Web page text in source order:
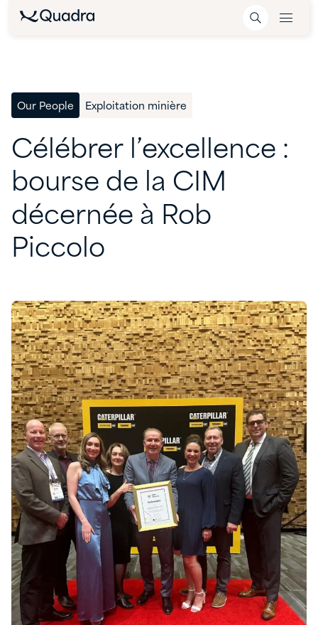
Our People Exploitation minière
Célébrer l’excellence :
bourse de la CIM
décernée à Rob
Piccolo